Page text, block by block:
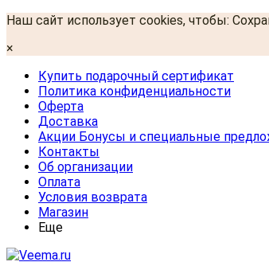
Наш сайт использует cookies, чтобы:
×
Купить подарочный сертификат
Политика конфиденциальности
Оферта
Доставка
Акции Бонусы и специальные
Контакты
Об организации
Оплата
Условия возврата
Магазин
Еще